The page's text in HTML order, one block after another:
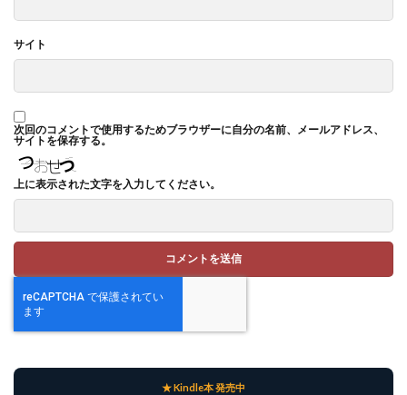
サイト
次回のコメントで使用するためブラウザーに自分の名前、メールアドレス、
サイトを保存する。
上に表示された文字を入力してください。
★ Kindle本 発売中